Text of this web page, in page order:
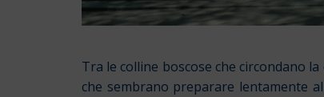
Tra le colline boscose che circondano la
che sembrano preparare lentamente